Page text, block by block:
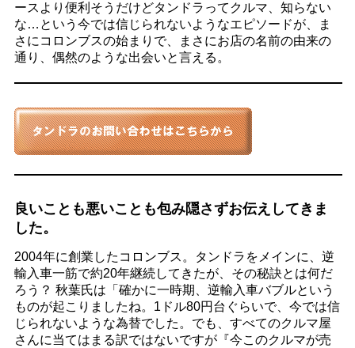
ースより便利そうだけどタンドラってクルマ、知らない
な…という今では信じられないようなエピソードが、ま
さにコロンブスの始まりで、まさにお店の名前の由来の
通り、偶然のような出会いと言える。
良いことも悪いことも包み隠さずお伝えしてきま
した。
2004年に創業したコロンブス。タンドラをメインに、逆
輸入車一筋で約20年継続してきたが、その秘訣とは何だ
ろう？ 秋葉氏は「確かに一時期、逆輸入車バブルという
ものが起こりましたね。1ドル80円台ぐらいで、今では信
じられないような為替でした。でも、すべてのクルマ屋
さんに当てはまる訳ではないですが『今このクルマが売